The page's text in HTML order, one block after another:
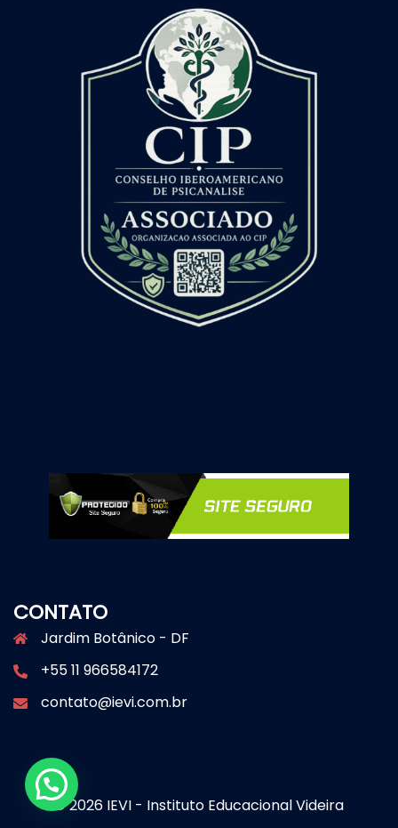
CONTATO
Jardim Botânico - DF
+55 11 966584172
contato@ievi.com.br
© 2026 IEVI - Instituto Educacional Videira